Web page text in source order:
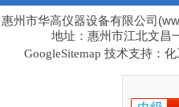
惠州市华高仪器设备有限公司
地址：惠州市江北文昌
GoogleSitemap 技术支持：